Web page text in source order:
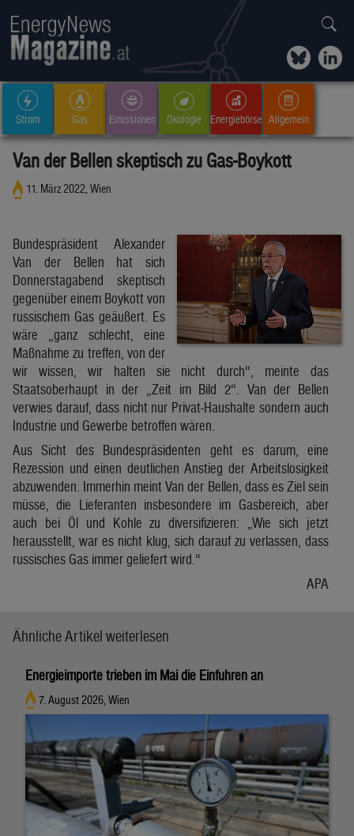
Strom Gas Emissionen Ökologie Energiebörse Allgemein
Van der Bellen skeptisch zu Gas-Boykott
11. März 2022, Wien
Bundespräsident Alexander
Van der Bellen hat sich
Donnerstagabend skeptisch
gegenüber einem Boykott von
russischem Gas geäußert. Es
wäre „ganz schlecht, eine
Maßnahme zu treffen, von der
wir wissen, wir halten sie nicht durch“, meinte das
Staatsoberhaupt in der „Zeit im Bild 2“. Van der Bellen
verwies darauf, dass nicht nur Privat-Haushalte sondern auch
Industrie und Gewerbe betroffen wären.
Aus Sicht des Bundespräsidenten geht es darum, eine
Rezession und einen deutlichen Anstieg der Arbeitslosigkeit
abzuwenden. Immerhin meint Van der Bellen, dass es Ziel sein
müsse, die Lieferanten insbesondere im Gasbereich, aber
auch bei Öl und Kohle zu diversifizieren: „Wie sich jetzt
herausstellt, war es nicht klug, sich darauf zu verlassen, dass
russisches Gas immer geliefert wird.“
APA
Ähnliche Artikel weiterlesen
Energieimporte trieben im Mai die Einfuhren an
7. August 2026, Wien